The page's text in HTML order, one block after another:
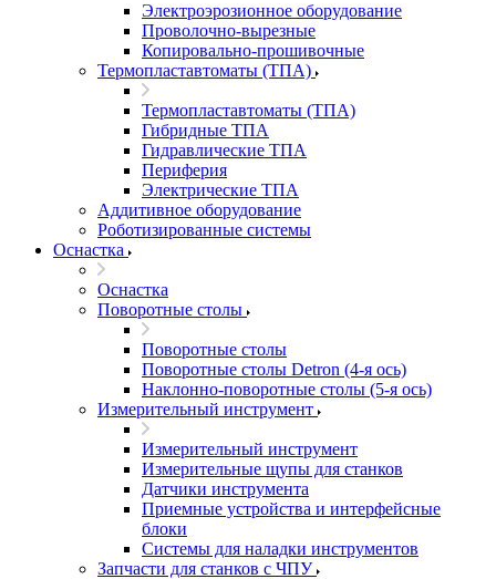
Электроэрозионное оборудование
Проволочно-вырезные
Копировально-прошивочные
Термопластавтоматы (ТПА)
Термопластавтоматы (ТПА)
Гибридные ТПА
Гидравлические ТПА
Периферия
Электрические ТПА
Аддитивное оборудование
Роботизированные системы
Оснастка
Оснастка
Поворотные столы
Поворотные столы
Поворотные столы Detron (4-я ось)
Наклонно-поворотные столы (5-я ось)
Измерительный инструмент
Измерительный инструмент
Измерительные щупы для станков
Датчики инструмента
Приемные устройства и интерфейсные
блоки
Системы для наладки инструментов
Запчасти для станков с ЧПУ